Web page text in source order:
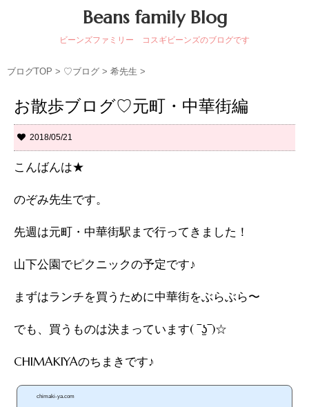
Beans family Blog
ビーンズファミリー コスギビーンズのブログです
ブログTOP > ♡ブログ > 希先生 >
お散歩ブログ♡元町・中華街編
2018/05/21
こんばんは★
のぞみ先生です。
先週は元町・中華街駅まで行ってきました！
山下公園でピクニックの予定です♪
まずはランチを買うために中華街をぶらぶら〜
でも、買うものは決まっています( ‾ʖ̫‾)☆
CHIMAKIYAのちまきです♪
chimaki-ya.com